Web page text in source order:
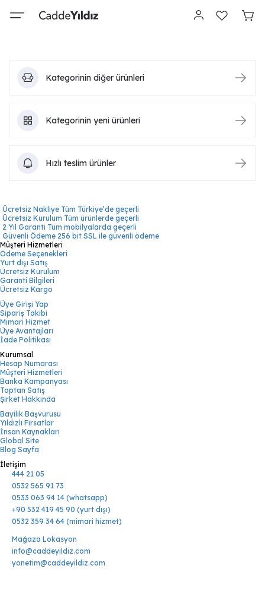
Kategorinin diğer ürünleri
Kategorinin yeni ürünleri
Hızlı teslim ürünler
Ücretsiz Nakliye Tüm Türkiye’de geçerli
Ücretsiz Kurulum Tüm ürünlerde geçerli
2 Yıl Garanti Tüm mobilyalarda geçerli
Güvenli Ödeme 256 bit SSL ile güvenli ödeme
Müşteri Hizmetleri
Ödeme Seçenekleri
Yurt dışı Satış
Ücretsiz Kurulum
Garanti Bilgileri
Ücretsiz Kargo
Üye Girişi Yap
Sipariş Takibi
Mimari Hizmet
Üye Avantajları
İade Politikası
Kurumsal
Hesap Numarası
Müşteri Hizmetleri
Banka Kampanyası
Toptan Satış
Şirket Hakkında
Bayilik Başvurusu
Yıldızlı Fırsatlar
İnsan Kaynakları
Global Site
Blog Sayfa
İletişim
444 21 05
0532 565 91 73
0533 063 94 14 (whatsapp)
+90 532 419 45 90 (yurt dışı)
0532 359 34 64 (mimari hizmet)
Mağaza Lokasyon
info@caddeyildiz.com
yonetim@caddeyildiz.com